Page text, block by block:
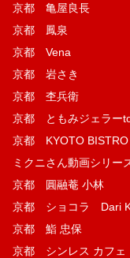
京都 亀屋良長
京都 鳳泉
京都 Vena
京都 岩さき
京都 杢兵衛
京都 ともみジェラー
京都 KYOTO BISTRO
ミクニさん動画シリー
京都 圓融菴 小林
京都 ショコラ Dari
京都 鮨 忠保
京都 シンレス カフェ